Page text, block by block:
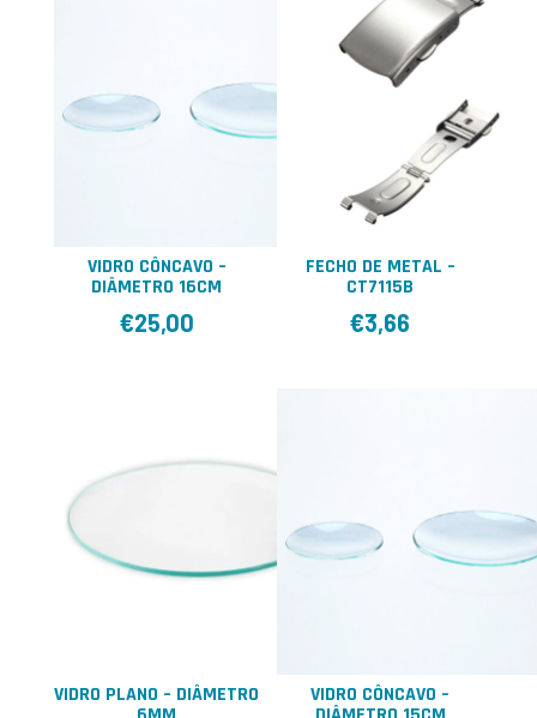
VIDRO CÔNCAVO –
DIÂMETRO 16CM
€25,00
FECHO DE METAL –
CT7115B
€3,66
VIDRO PLANO – DIÂMETRO
VIDRO CÔNCAVO –